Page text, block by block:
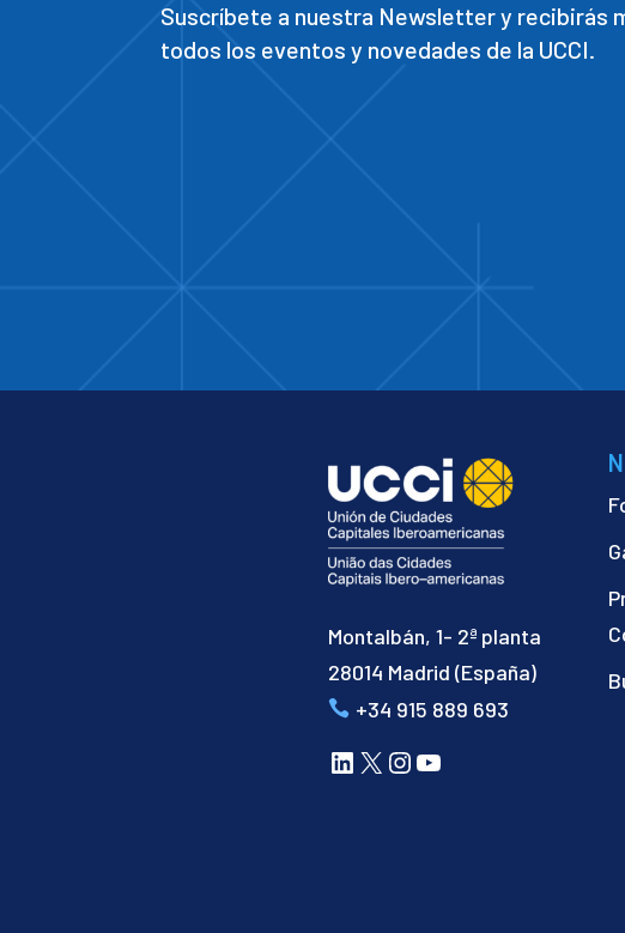
Suscríbete a nuestra Newsletter y recibirás
todos los eventos y novedades de la UCCI.
Montalbán, 1- 2ª planta
28014 Madrid (España)
+34 915 889 693
LinkedIn
X Instagram
YouTube